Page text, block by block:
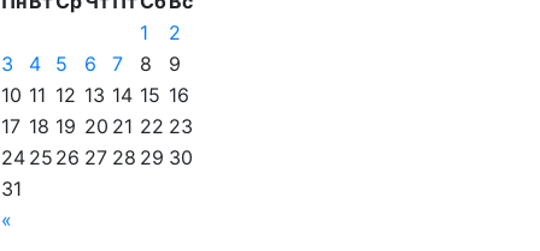
«
1
2
3
4 5 6 7 8
9
10 11 12 13 14 15 16
17 18 19 20 21 22 23
24 25 26 27 28 29 30
31